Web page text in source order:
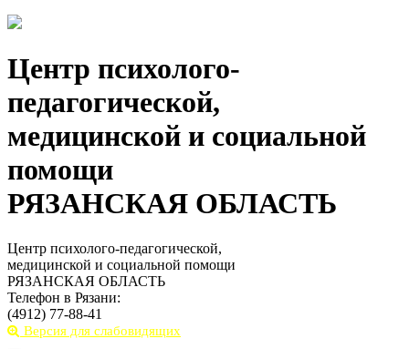
Центр психолого-
педагогической,
медицинской и социальной
помощи
РЯЗАНСКАЯ ОБЛАСТЬ
Центр психолого-педагогической,
медицинской и социальной помощи
РЯЗАНСКАЯ ОБЛАСТЬ
Телефон в Рязани:
(4912) 77-88-41
Версия для слабовидящих